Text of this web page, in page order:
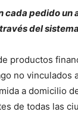
cada pedido
del
productos
no vinculados
a domicilio
de todas las